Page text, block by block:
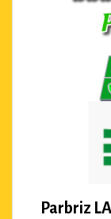
Parbriz